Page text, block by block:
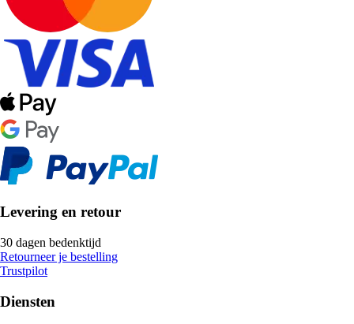
Levering en retour
30 dagen bedenktijd
Retourneer je bestelling
Trustpilot
Diensten